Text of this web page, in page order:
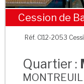
Cession de
Réf. CI12-2053
Quartier :